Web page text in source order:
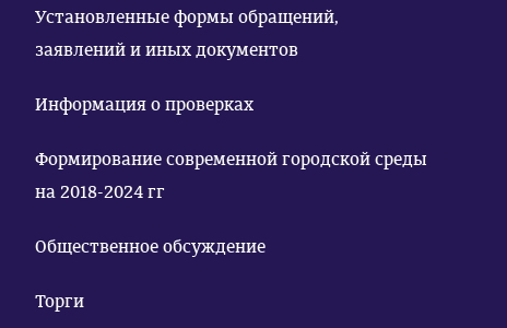
Установленные формы обращений,
заявлений и иных документов
Информация о проверках
Формирование современной городской среды
на 2018-2024 гг
Общественное обсуждение
Торги